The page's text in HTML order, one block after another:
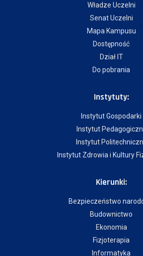
Władze Uczelni
Senat Uczelni
Mapa Kampusu
Dostępność
Dział IT
Do pobrania
Instytuty:
Instytut Gospodarki
Instytut
Instytut
Instytut Zdrowia i Kultury
Kierunki:
Bezpieczeństwo
Budownictwo
Ekonomia
Fizjoterapia
Informatyka